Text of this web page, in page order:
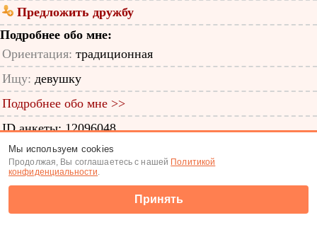
Предложить дружбу
Подробнее обо мне:
Ориентация: традиционная
Ищу: девушку
Подробнее обо мне >>
ID анкеты: 12096048
Знакомства|Поиск анкет
(c) Tabor.ru 2026
Мы используем cookies
Продолжая, Вы соглашаетесь с нашей Политикой
конфиденциальности.
Принять